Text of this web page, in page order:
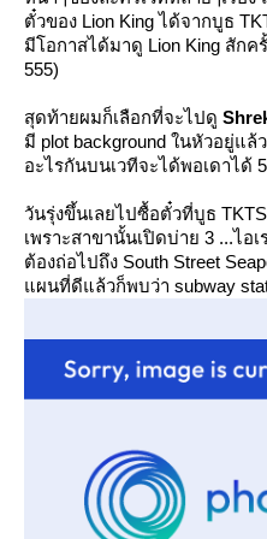
ตั๋วของ Lion King ได้จากบูธ
มีโอกาสได้มาดู Lion King สัก
555)
สุดท้ายผมก็เลือกที่จะไปดู
มี plot background ในหัวอยู่แล้
อะไรกันบนเวทีจะได้พอเดาได้
วันรุ่งขึ้นเลยไปซื้อตั๋วที่บูธ
เพราะสาขานั้นเปิดบ่าย 3 ...ไอ
ต้องถ่อไปถึง South Street
ผนที่ดีแล้วก็พบว่า subway